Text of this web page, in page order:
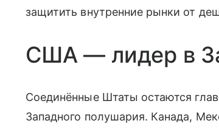
защитить внутренние рынки от
США — лидер в
Соединённые Штаты остаются
Западного полушария. Канада,